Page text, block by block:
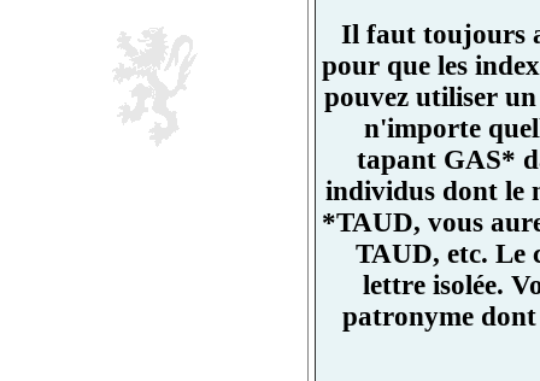
Il faut toujours
pour que les
pouvez utiliser
n'importe
tapant GAS*
individus dont le
*TAUD, vous
TAUD, etc. Le
lettre isolée.
patronyme dont